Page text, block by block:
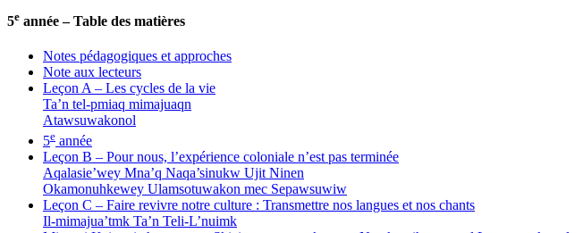
5e année – Table des matières
Notes pédagogiques et approches
Note aux lecteurs
Leçon A – Les cycles de la vie
Ta’n tel-pmiaq mimajuaqn
Atawsuwakonol
5e année
Leçon B – Pour nous, l’expérience coloniale n’est pas terminée
Aqalasie’wey Mna’q Naqa’sinukw Ujit Ninen
Okamonuhkewey Ulamsotuwakon mec Sepawsuwiw
Leçon C – Faire revivre notre culture : Transmettre nos langues et nos chants
Il-mimajua’tmk Ta’n Teli-L’nuimk